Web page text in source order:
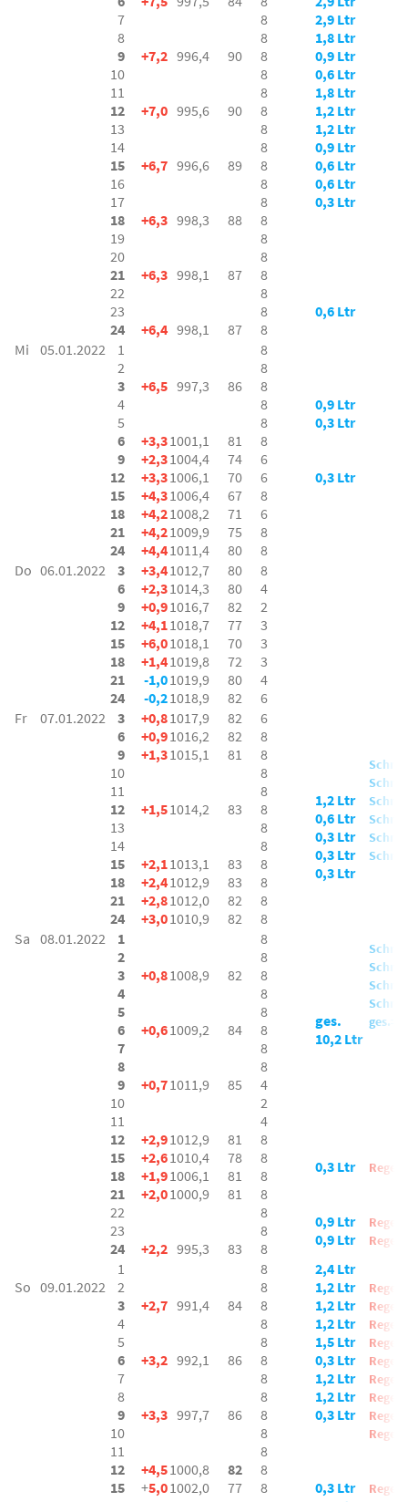
7
8
9
10
11
12
13
14
15
16
17
18
19
20
21
22
23
24
+7,2
+7,0
+6,7
+6,3
+6,3
+6,4
996,4
995,6
996,6
998,3
998,1
998,1
90
90
89
88
87
87
8
8
8
8
8
8
8
8
8
8
8
8
8
8
8
8
8
8
2,9 Ltr
1,8 Ltr
0,9 Ltr
0,6 Ltr
1,8 Ltr
1,2 Ltr
1,2 Ltr
0,9 Ltr
0,6 Ltr
0,6 Ltr
0,3 Ltr
0,6 Ltr
Mi 05.01.2022
1
2
3
4
5
6
9
12
15
18
21
24
+6,5
+3,3
+2,3
+3,3
+4,3
+4,2
+4,2
+4,4
997,3
1001,1
1004,4
1006,1
1006,4
1008,2
1009,9
1011,4
86
81
74
70
67
71
75
80
8
8
8
8
8
8
6
6
8
6
8
8
0,9 Ltr
0,3 Ltr
0,3 Ltr
Do 06.01.2022
3
6
9
12
15
18
21
24
+3,4
+2,3
+0,9
+4,1
+6,0
+1,4
-1,0
-0,2
1012,7
1014,3
1016,7
1018,7
1018,1
1019,8
1019,9
1018,9
80
80
82
77
70
72
80
82
8
4
2
3
3
3
4
6
Fr
07.01.2022
3
6
9
10
11
12
13
14
15
18
21
24
+0,8
+0,9
+1,3
+1,5
+2,1
+2,4
+2,8
+3,0
1017,9
1016,2
1015,1
1014,2
1013,1
1012,9
1012,0
1010,9
82
82
81
83
83
83
82
82
6
8
8
8
8
8
8
8
8
8
8
8
1,2 Ltr
0,6 Ltr
0,3 Ltr
0,3 Ltr
0,3 Ltr
Sa 08.01.2022
1
2
3
4
5
6
7
8
9
10
11
12
15
18
21
22
23
24
+0,8
+0,6
+0,7
+2,9
+2,6
+1,9
+2,0
+2,2
1008,9
1009,2
1011,9
1012,9
1010,4
1006,1
1000,9
995,3
82
84
85
81
78
81
81
83
8
8
8
8
8
8
8
8
4
2
4
8
8
8
8
8
8
8
ges.
10,2 Ltr
0,3 Ltr
0,9 Ltr
0,9 Ltr
ges.=
Regen
Regen
Regen
So 09.01.2022
1
2
3
4
5
6
7
8
9
10
11
12
15
+2,7
+3,2
+3,3
+4,5
+5,0
991,4
992,1
997,7
1000,8
1002,0
84
86
86
82
77
8
8
8
8
8
8
8
8
8
8
8
8
8
2,4 Ltr
1,2 Ltr
1,2 Ltr
1,2 Ltr
1,5 Ltr
0,3 Ltr
1,2 Ltr
1,2 Ltr
0,3 Ltr
0,3 Ltr
Regen
Regen
Regen
Regen
Regen
Regen
Regen
Regen
Regen
Regen